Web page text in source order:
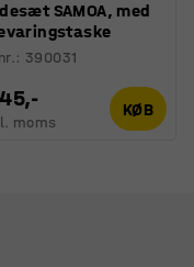
SAMOA, med
: 390031
moms
KØB